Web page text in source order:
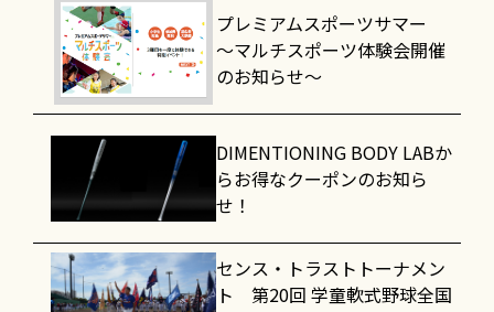
プレミアムスポーツサマー
～マルチスポーツ体験会開催
のお知らせ～
DIMENTIONING BODY LABか
らお得なクーポンのお知ら
せ！
センス・トラストトーナメン
ト 第20回 学童軟式野球全国